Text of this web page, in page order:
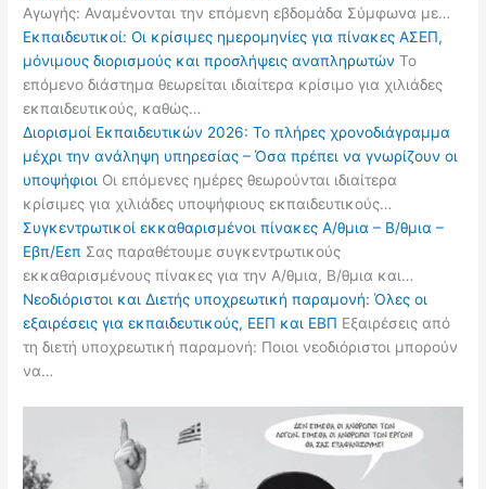
Αγωγής: Αναμένονται την επόμενη εβδομάδα Σύμφωνα με…
Εκπαιδευτικοί: Οι κρίσιμες ημερομηνίες για πίνακες ΑΣΕΠ,
μόνιμους διορισμούς και προσλήψεις αναπληρωτών Το
επόμενο διάστημα θεωρείται ιδιαίτερα κρίσιμο για χιλιάδες
εκπαιδευτικούς, καθώς…
Διορισμοί Εκπαιδευτικών 2026: Το πλήρες χρονοδιάγραμμα
μέχρι την ανάληψη υπηρεσίας – Όσα πρέπει να γνωρίζουν οι
υποψήφιοι Οι επόμενες ημέρες θεωρούνται ιδιαίτερα
κρίσιμες για χιλιάδες υποψήφιους εκπαιδευτικούς…
Συγκεντρωτικοί εκκαθαρισμένοι πίνακες Α/θμια – Β/θμια –
Εβπ/Εεπ Σας παραθέτουμε συγκεντρωτικούς
εκκαθαρισμένους πίνακες για την Α/θμια, Β/θμια και…
Νεοδιόριστοι και Διετής υποχρεωτική παραμονή: Όλες οι
εξαιρέσεις για εκπαιδευτικούς, ΕΕΠ και ΕΒΠ Εξαιρέσεις από
τη διετή υποχρεωτική παραμονή: Ποιοι νεοδιόριστοι μπορούν
να…